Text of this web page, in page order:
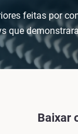
feitas por
que
Baixar